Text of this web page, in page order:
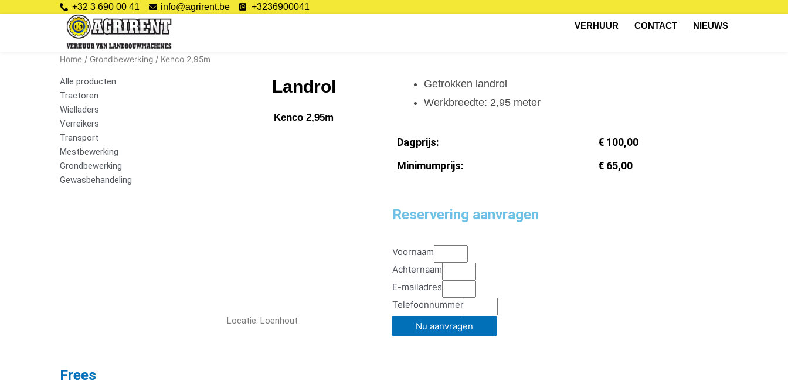
+32 3 690 00 41 info@agrirent.be
+3236900041
VERHUUR
CONTACT NIEUWS
Home / Grondbewerking / Kenco 2,95m
Alle producten
Tractoren
Wielladers
Verreikers
Transport
Mestbewerking
Grondbewerking
Gewasbehandeling
Landrol
Kenco 2,95m
Locatie: Loenhout
Getrokken landrol
Werkbreedte: 2,95 meter
Dagprijs:
€ 100,00
Minimumprijs:
€ 65,00
Reservering aanvragen
Voornaam
Achternaam
E-mailadres
Telefoonnummer
Nu aanvragen
Frees